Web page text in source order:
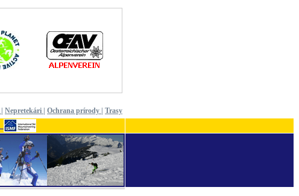
Nepretekári Ochrana prírody Trasy